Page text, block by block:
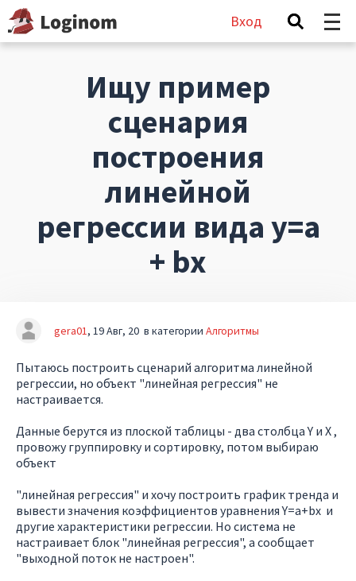
Вход
Ищу пример
сценария
построения
линейной
регрессии вида y=a
+ bx
gera01 19 Авг, 20 в категории Алгоритмы
Пытаюсь построить сценарий алгоритма линейной
регрессии, но объект "линейная регрессия" не
настраивается.
Данные берутся из плоской таблицы - два столбца Y и Х ,
провожу группировку и сортировку, потом выбираю
объект
"линейная регрессия" и хочу построить график тренда и
вывести значения коэффициентов уравнения Y=a+bx и
другие характеристики регрессии. Но система не
настраивает блок "линейная регрессия", а сообщает
"выходной поток не настроен".